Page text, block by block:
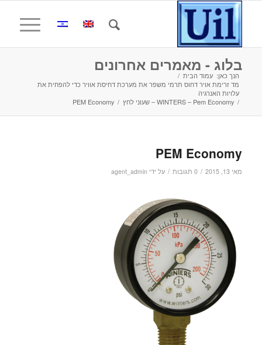
בלוג - מאמרים אחרונים
הנך כאן: עמוד הבית /
מד זרימת אויר דחוס תרמי משפר את מערכת דחיסת אוויר כדי להפחית את
עלויות האנרגיה
/ WINTERS – Pem Economy – שעוני לחץ /
PEM Economy
PEM Economy
מאי 13, 2015 / 0 תגובות / על ידי agent_admin